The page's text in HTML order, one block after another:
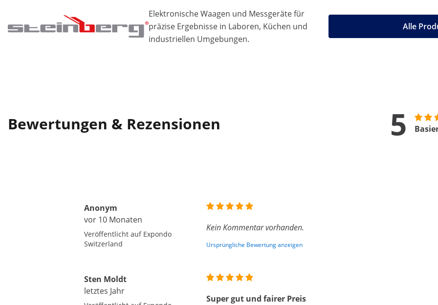
Elektronische Waagen und Messgeräte für
präzise Ergebnisse in Laboren, Küchen und
industriellen Umgebungen.
Alle
Bewertungen & Rezensionen 5
Anonym
vor 10 Monaten
Veröffentlicht auf Expondo
Switzerland
Kein Kommentar vorhanden.
Ursprüngliche Bewertung anzeigen
Sten Moldt
letztes Jahr
Super gut und fairer Preis